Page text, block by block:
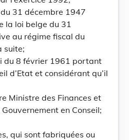
31 décembre 1947
la loi belge du 31
au régime fiscal du
suite;
du 8 février 1961 portant
d’Etat et considérant qu’il
Ministre des Finances et
en Conseil;
qui sont fabriquées ou